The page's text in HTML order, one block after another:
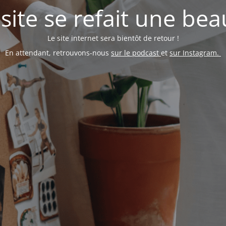
se refait une
Le site internet sera bientôt de retour !
En attendant, retrouvons-nous sur le podcast et sur Instagram.